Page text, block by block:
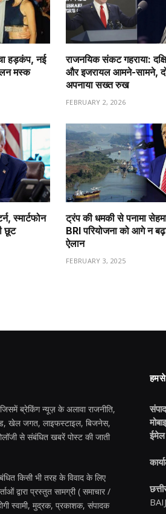
हड़कंप, नई
मस्क
राजनयिक संकट गहराया:
और इजरायल आमने-सामने,
अपनाया सख्त रुख
FEBRUARY 2, 2026
स्मार्टफोन
छूट
ट्रंप की धमकी से पनामा
BRI परियोजना को आगे न
ऐलान
FEBRUARY 3, 2025
ब्रेकिंग न्यूज़ के अलावा राजनीति,
खेल जगत, लाइफस्टाइल, बिजनेस,
से संबंधित खबरें पोस्ट की जाती
किसी भी तरह के विवाद के लिए
द्वारा प्रस्तुत सामग्री ( समाचार /
स्वामी, मुद्रक, प्रकाशक, संपादक